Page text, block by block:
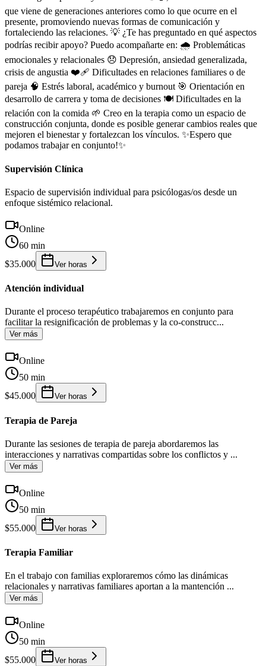
que viene de generaciones anteriores como lo que ocurre en el
presente, promoviendo nuevas formas de comunicación y
fortaleciendo las relaciones. 💡 ¿Te has preguntado en qué aspectos
podrías recibir apoyo? Puedo acompañarte en: 🌧️ Problemáticas
emocionales y relacionales 😞 Depresión, ansiedad generalizada,
crisis de angustia ❤️‍🩹 Dificultades en relaciones familiares o de
pareja 🧠 Estrés laboral, académico y burnout 🎯 Orientación en
desarrollo de carrera y toma de decisiones 🍽️ Dificultades en la
relación con la comida 🌱 Creo en la terapia como un espacio de
construcción conjunta, donde es posible generar cambios reales que
mejoren el bienestar y fortalezcan los vínculos. ✨Espero que
podamos trabajar en conjunto!✨
Supervisión Clínica
Espacio de supervisión individual para psicólogas/os desde un
enfoque sistémico relacional.
Online
60 min
$35.000
Ver horas
Atención individual
Durante el proceso terapéutico trabajaremos en conjunto para
facilitar la resignificación de problemas y la co-construcc...
Ver más
Online
50 min
$45.000
Ver horas
Terapia de Pareja
Durante las sesiones de terapia de pareja abordaremos las
interacciones y narrativas compartidas sobre los conflictos y ...
Ver más
Online
50 min
$55.000
Ver horas
Terapia Familiar
En el trabajo con familias exploraremos cómo las dinámicas
relacionales y narrativas familiares aportan a la mantención ...
Ver más
Online
50 min
$55.000
Ver horas